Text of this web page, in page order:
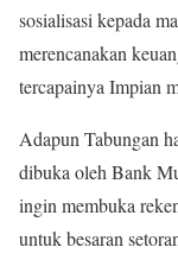
sosialisasi kepada
merencanakan
tercapainya Impian
Adapun Tabungan
dibuka oleh Bank
ingin membuka
untuk besaran